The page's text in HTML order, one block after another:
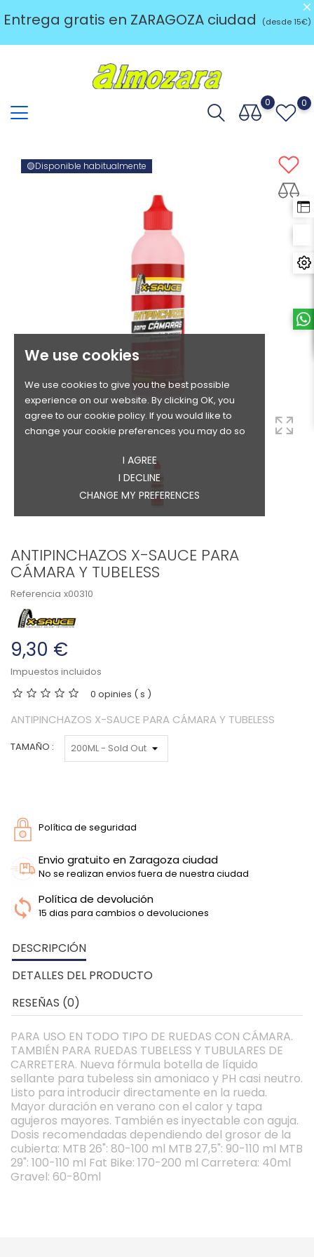
We use cookies
We use cookies to give you the best possible
experience on our website. By clicking OK, you
agree to our cookie policy. If you would like to
change your cookie preferences you may do so
I AGREE
I DECLINE
CHANGE MY PREFERENCES
Entrega gratis en ZARAGOZA ciudad (desde 15€)
0 0
🟡Disponible habitualmente
ANTIPINCHAZOS X-SAUCE PARA
CÁMARA Y TUBELESS
Referencia x00310
9,30 €
Impuestos incluidos
0 opinies ( s )
ANTIPINCHAZOS X-SAUCE PARA CÁMARA Y TUBELESS
TAMAÑO :
Política de seguridad
Envio gratuito en Zaragoza ciudad
No se realizan envios fuera de nuestra ciudad
Política de devolución
15 dias para cambios o devoluciones
DESCRIPCIÓN
DETALLES DEL PRODUCTO
RESEÑAS (0)
PARA USO EN TODO TIPO DE RUEDAS CON CÁMARA.
TAMBIÉN PARA RUEDAS TUBELESS Y TUBULARES DE
CARRETERA. Nueva fórmula botella de líquido
sellante para tubeless sin amoniaco y PH casi neutro.
Listo para introducir directamente en la rueda.
Mayor duración en verano con el calor y tapa
agujeros mayores. También es inyectable con aguja.
Dosis recomendadas dependiendo del grosor de la
cubierta: MTB 26": 80-100 ml MTB 27,5": 90-110 ml MTB
29": 100-110 ml Fat Bike: 170-200 ml Carretera: 40ml
Gravel: 60-80ml